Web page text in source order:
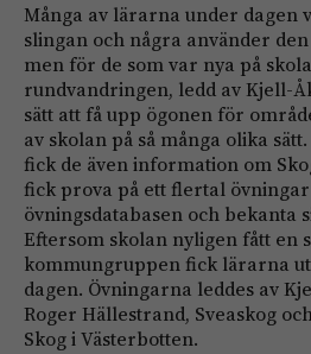
Många av lärarna under dagen
slingan och några använder
men för de som var nya på
rundvandringen, ledd av Kjell-
sätt att få upp ögonen för
av skolan på så många olika
fick de även information om
fick prova på ett flertal
övningsdatabasen och bekanta
Eftersom skolan nyligen fått en
kommungruppen fick lärarna
dagen. Övningarna leddes av
Roger Hällestrand, Sveaskog
Skog i Västerbotten.